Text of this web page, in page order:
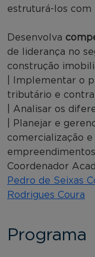
estruturá-los
Desenvolva
de liderança no
construção
| Implementar o
tributário e
| Analisar os
| Planejar e
comercialização
Coordenador
Pedro de Seixas
Rodrigues Coura
Programa